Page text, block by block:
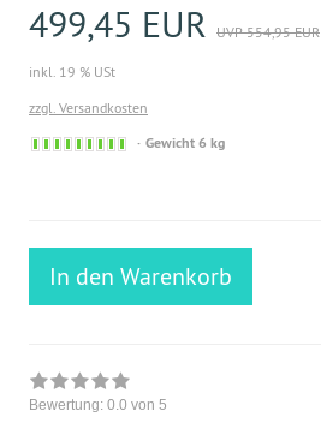
499,45 EUR UVP 554,95 EUR
inkl. 19 % USt
zzgl. Versandkosten
Sofort
Gewicht 6 kg
In den Warenkorb
Bewertung: 0.0 von 5